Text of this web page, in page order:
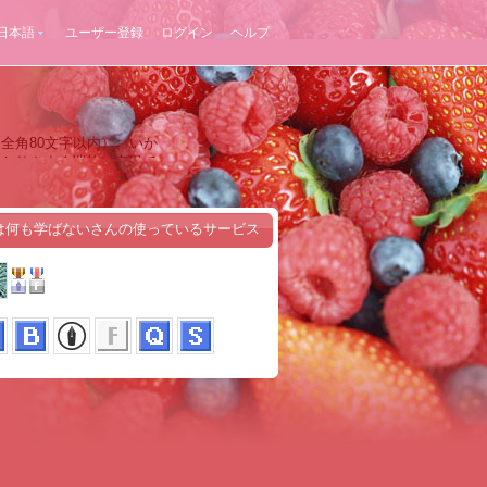
本語 ユーザー登録 ログイン ヘルプ
角80文字以内）、いか
りやすく端的に表現で
何も学ばないさんの使っているサービス